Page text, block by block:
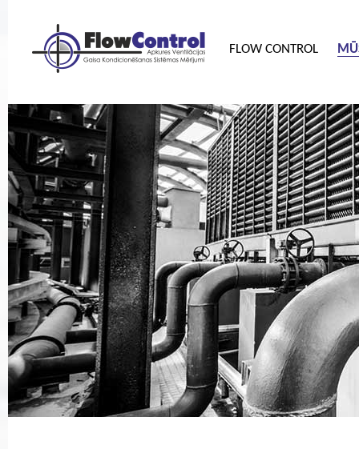
FLOW CONTROL